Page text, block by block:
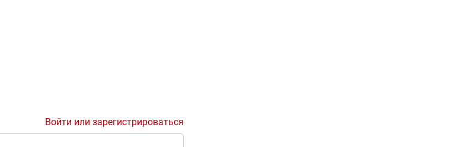
Войти или зарегистрироваться